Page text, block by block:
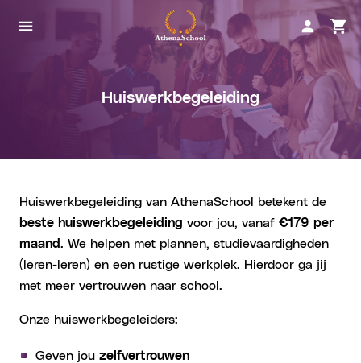
Huiswerkbegeleiding
Huiswerkbegeleiding van AthenaSchool betekent de
beste huiswerkbegeleiding voor jou, vanaf €179 per
maand. We helpen met plannen, studievaardigheden
(leren-leren) en een rustige werkplek. Hierdoor ga jij
met meer vertrouwen naar school.
Onze huiswerkbegeleiders:
Geven jou zelfvertrouwen